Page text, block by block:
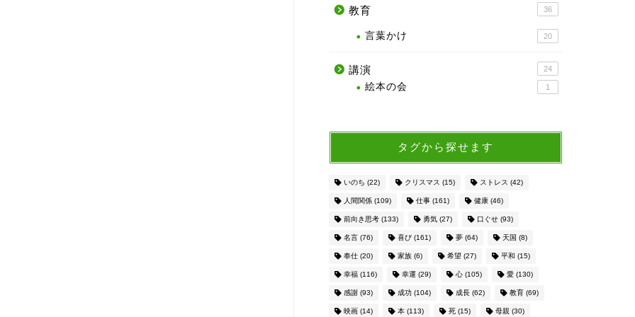
教育 36
言葉かけ 20
講演 24
絵本の会 1
タグから探せます
いのち (22) クリスマス (15) ストレス (42)
人間関係(109) 仕事(161) 健康(46)
前向き思考(133) 勇気(27) 口ぐせ(93)
名言(76) 喜び(161) 夢(64) 天国 (8)
奉仕(20) 家族(6) 希望 (27) 平和 (15)
幸福(116) 幸運 (29) 心(105) 愛(130)
感謝(93) 成功 (104) 成長(62) 教育(69)
映画(14) 本(113) 死(15) 母親 (30)